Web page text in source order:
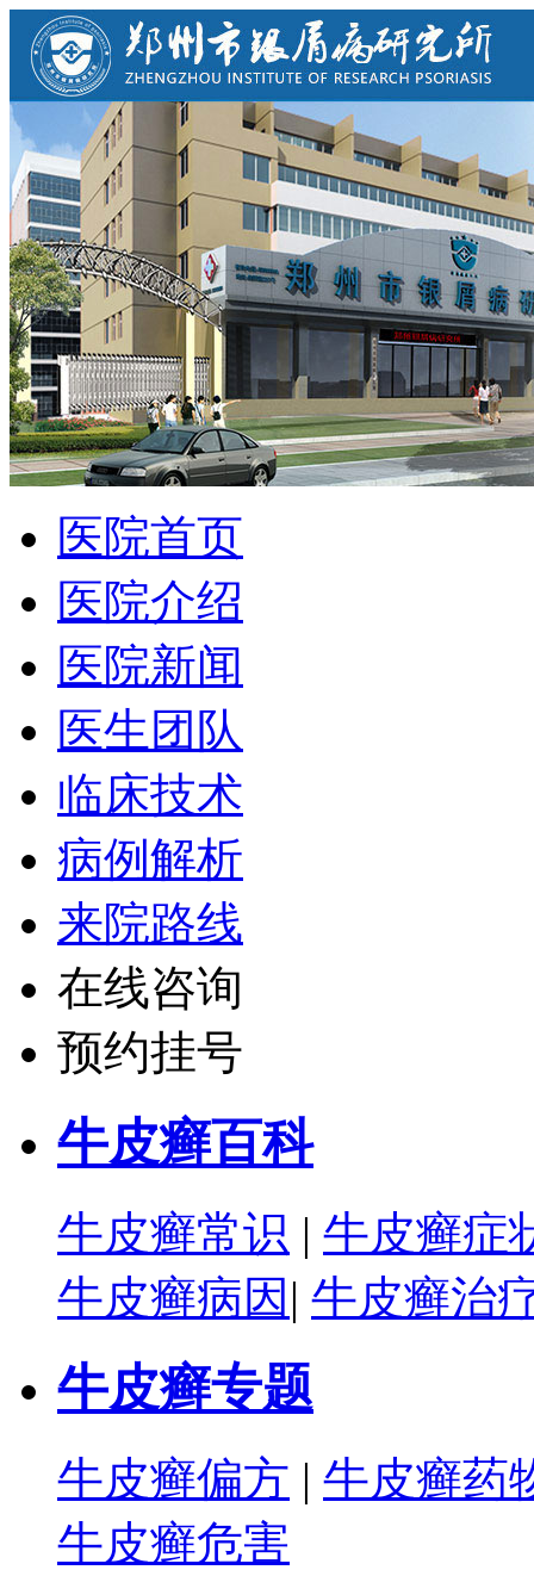
医院首页
医院介绍
医院新闻
医生团队
临床技术
病例解析
来院路线
在线咨询
预约挂号
牛皮癣百科
牛皮癣常识 | 牛皮癣症
牛皮癣病因 | 牛皮癣治
牛皮癣专题
牛皮癣偏方 | 牛皮癣药
牛皮癣危害